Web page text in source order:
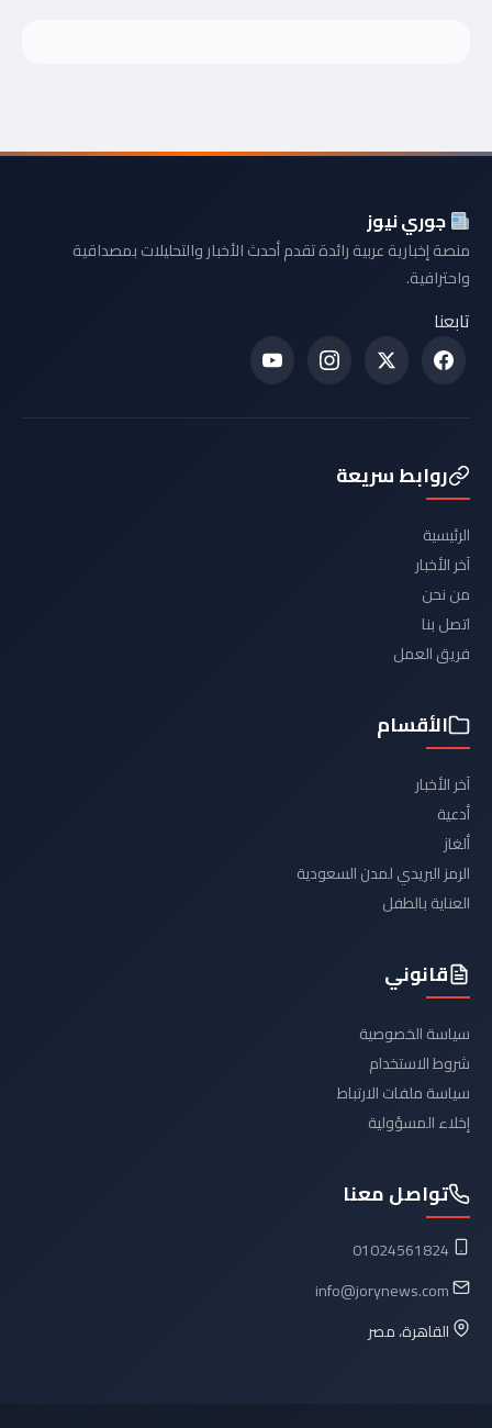
جوري نيوز
منصة إخبارية عربية رائدة تقدم أحدث الأخبار والتحليلات بمصداقية
واحترافية.
تابعنا
روابط سريعة
الرئيسية
آخر الأخبار
من نحن
اتصل بنا
فريق العمل
الأقسام
آخر الأخبار
أدعية
ألغاز
الرمز البريدي لمدن السعودية
العناية بالطفل
قانوني
سياسة الخصوصية
شروط الاستخدام
سياسة ملفات الارتباط
إخلاء المسؤولية
تواصل معنا
01024561824
info@jorynews.com
القاهرة، مصر